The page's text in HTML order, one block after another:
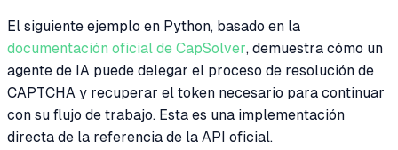
El siguiente ejemplo en Python, basado en la
documentación oficial de CapSolver, demuestra cómo un
agente de IA puede delegar el proceso de resolución de
CAPTCHA y recuperar el token necesario para continuar
con su flujo de trabajo. Esta es una implementación
directa de la referencia de la API oficial.